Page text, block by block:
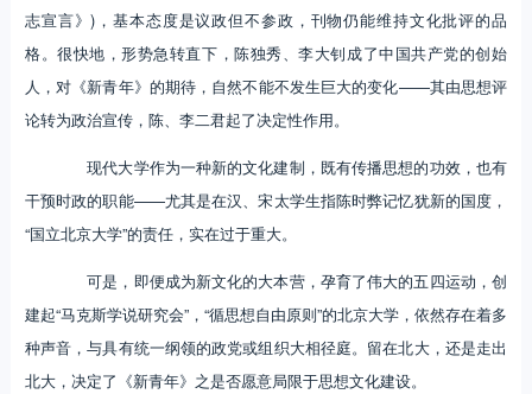
志宣言》)，基本态度是议政但不参政，刊物仍能维持文化批评的品
格。很快地，形势急转直下，陈独秀、李大钊成了中国共产党的创始
人，对《新青年》的期待，自然不能不发生巨大的变化——其由思想评
论转为政治宣传，陈、李二君起了决定性作用。
现代大学作为一种新的文化建制，既有传播思想的功效，也有
干预时政的职能——尤其是在汉、宋太学生指陈时弊记忆犹新的国度，
“国立北京大学”的责任，实在过于重大。
可是，即便成为新文化的大本营，孕育了伟大的五四运动，创
建起“马克斯学说研究会”，“循思想自由原则”的北京大学，依然存在着多
种声音，与具有统一纲领的政党或组织大相径庭。留在北大，还是走出
北大，决定了《新青年》之是否愿意局限于思想文化建设。